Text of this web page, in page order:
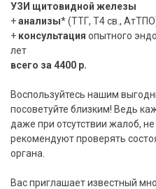
УЗИ щитовидной железы
+анализы* (ТТГ, Т4 св.,
+ консультация опытного
лет
всего за 4400 р.
Воспользуйтесь нашим
посоветуйте близким! Ведь
даже при отсутствии жалоб,
рекомендуют проверять
органа.
Вас приглашает известный